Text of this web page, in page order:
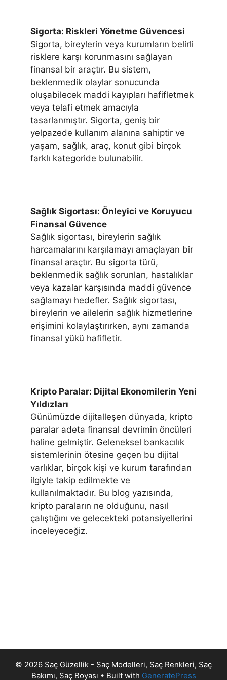
Sigorta: Riskleri Yönetme Güvencesi
Sigorta, bireylerin veya kurumların belirli
risklere karşı korunmasını sağlayan
finansal bir araçtır. Bu sistem,
beklenmedik olaylar sonucunda
oluşabilecek maddi kayıpları hafifletmek
veya telafi etmek amacıyla
tasarlanmıştır. Sigorta, geniş bir
yelpazede kullanım alanına sahiptir ve
yaşam, sağlık, araç, konut gibi birçok
farklı kategoride bulunabilir.
Sağlık Sigortası: Önleyici ve Koruyucu
Finansal Güvence
Sağlık sigortası, bireylerin sağlık
harcamalarını karşılamayı amaçlayan bir
finansal araçtır. Bu sigorta türü,
beklenmedik sağlık sorunları, hastalıklar
veya kazalar karşısında maddi güvence
sağlamayı hedefler. Sağlık sigortası,
bireylerin ve ailelerin sağlık hizmetlerine
erişimini kolaylaştırırken, aynı zamanda
finansal yükü hafifletir.
Kripto Paralar: Dijital Ekonomilerin Yeni
Yıldızları
Günümüzde dijitalleşen dünyada, kripto
paralar adeta finansal devrimin öncüleri
haline gelmiştir. Geleneksel bankacılık
sistemlerinin ötesine geçen bu dijital
varlıklar, birçok kişi ve kurum tarafından
ilgiyle takip edilmekte ve
kullanılmaktadır. Bu blog yazısında,
kripto paraların ne olduğunu, nasıl
çalıştığını ve gelecekteki potansiyellerini
inceleyeceğiz.
© 2026 Saç Güzellik - Saç Modelleri, Saç Renkleri, Saç
Bakımı, Saç Boyası • Built with GeneratePress